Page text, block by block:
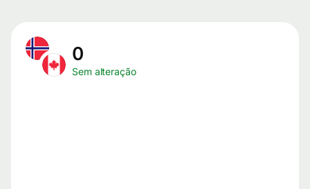
0
Sem alteração